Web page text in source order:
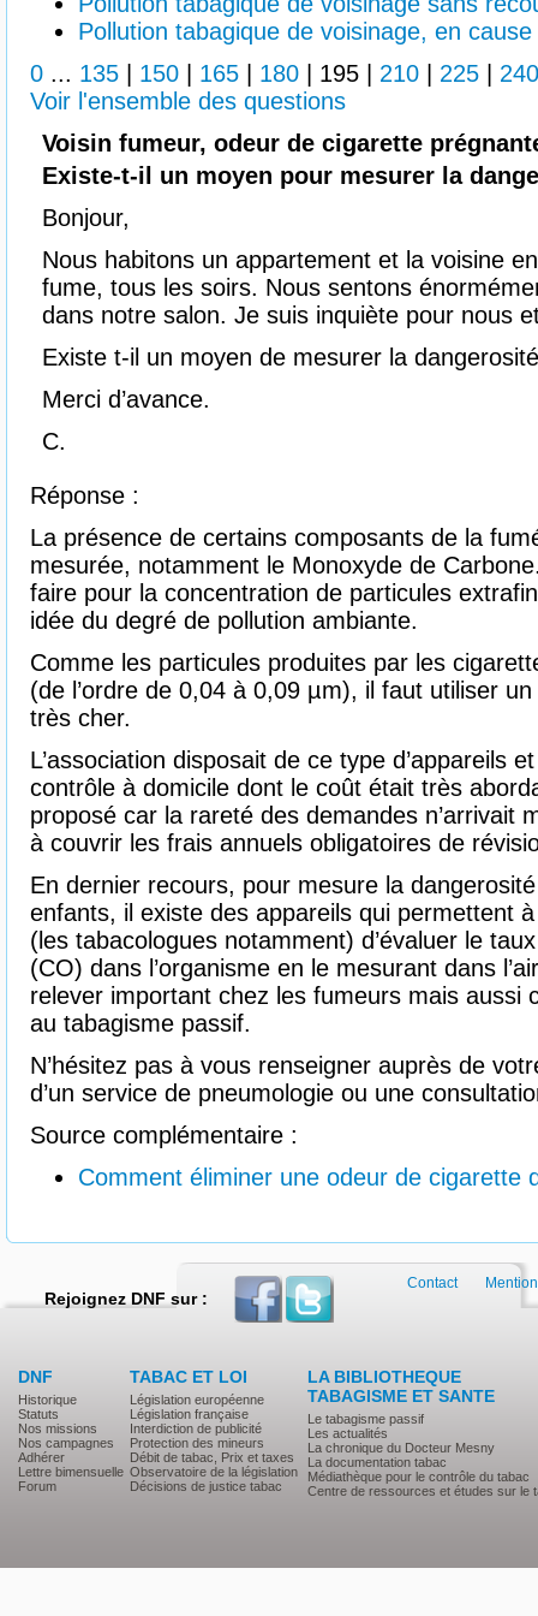
Pollution tabagique de voisinage, en
0 ... 135 150 165 180 195 210 225
240
Voir l'ensemble des questions
Voisin fumeur, odeur de cigarette
Existe-t-il un moyen pour mesurer la
Bonjour,
Nous habitons un appartement et la voisine
fume, tous les soirs. Nous sentons
dans notre salon. Je suis inquiète pour nous
Existe t-il un moyen de mesurer la
Merci d’avance.
C.
Réponse :
La présence de certains composants de la
mesurée, notamment le Monoxyde de
faire pour la concentration de particules
idée du degré de pollution ambiante.
Comme les particules produites par les
(de l’ordre de 0,04 à 0,09 µm), il faut utiliser
très cher.
L’association disposait de ce type d’appareils
contrôle à domicile dont le coût était très
proposé car la rareté des demandes n’arrivait
à couvrir les frais annuels obligatoires de
En dernier recours, pour mesure la
enfants, il existe des appareils qui permettent
(les tabacologues notamment) d’évaluer le
(CO) dans l’organisme en le mesurant dans
relever important chez les fumeurs mais aussi
au tabagisme passif.
N’hésitez pas à vous renseigner auprès de
d’un service de pneumologie ou une
Source complémentaire :
Comment éliminer une odeur de cigarette
Rejoignez DNF sur :
DNF
Historique
Statuts
Nos missions
Nos campagnes
Adhérer
Lettre bimensuelle
Forum
TABAC ET LOI
Législation européenne
Législation française
Interdiction de publicité
Protection des mineurs
Débit de tabac, Prix et taxes
Observatoire de la législation
Décisions de justice tabac
LA BIBLIOTHEQUE
TABAGISME ET SANTE
Le tabagisme passif
Les actualités
La chronique du Docteur Mesny
La documentation tabac
Médiathèque pour le contrôle du tabac
Centre de ressources et études sur le
Contact